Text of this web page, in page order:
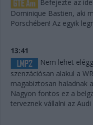
Befejezte az
Dominique Bastien, aki
Porschében! Az egyik
13:41
Nem lehet
szenzációsan alakul a
magabiztosan haladnak
Nagyon fontos ez a
terveznek vállalni az